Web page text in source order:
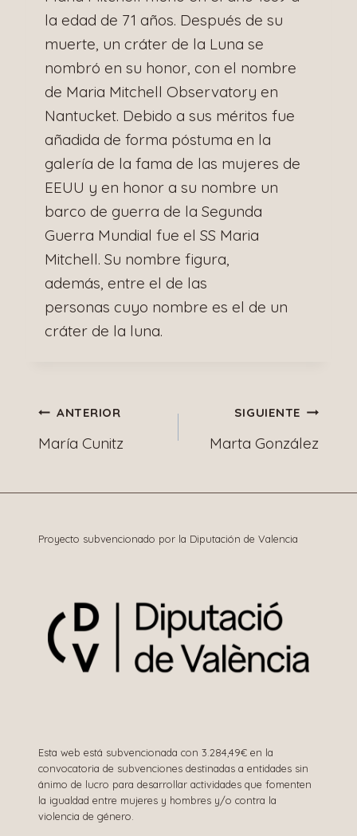
la edad de 71 años. Después de su
muerte, un cráter de la Luna se
nombró en su honor, con el nombre
de Maria Mitchell Observatory en
Nantucket. Debido a sus méritos fue
añadida de forma póstuma en la
galería de la fama de las mujeres de
EEUU y en honor a su nombre un
barco de guerra de la Segunda
Guerra Mundial fue el SS Maria
Mitchell. Su nombre figura,
además, entre el de las
personas cuyo nombre es el de un
cráter de la luna.
Navegación
de
entradas
ANTERIOR
María Cunitz
SIGUIENTE
Marta González
Proyecto subvencionado por la Diputación de Valencia
Esta web está subvencionada con 3.284,49€ en la
convocatoria de subvenciones destinadas a entidades sin
ánimo de lucro para desarrollar actividades que fomenten
la igualdad entre mujeres y hombres y/o contra la
violencia de género.